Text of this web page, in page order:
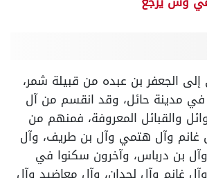
الجعفر بن عبده من قبيلة شمر،
مدينة حائل، وقد انقسم من آل
والقبائل المعروفة، فمنهم من
وآل هتمي وآل بن طريف، وآل
بن درباس، وآخرون سكنوا في